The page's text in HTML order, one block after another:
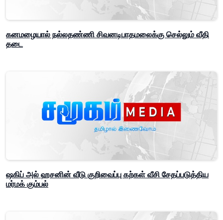
கனமழையால் நல்லதண்ணி சிவனடிபாதமலைக்கு செல்லும் வீதி
தடை
ஷகிப் அல் ஹசனின் வீடு குறிவைப்பு கற்கள் வீசி சேதப்படுத்திய
மர்மக் கும்பல்